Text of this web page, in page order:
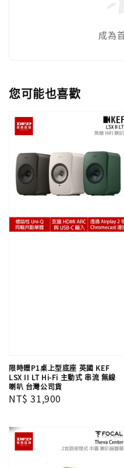
成為
您可能也喜歡
限時贈P1桌上型底座 英國 KEF
LSX II LT Hi-Fi 主動式 串流 無線
喇叭 台灣公司貨
Regular
NT$ 31,900